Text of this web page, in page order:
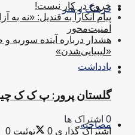
فرهنگ و هنر
یادداشت
مصاحبه
خروج در کار نیست!
پیام آنکارا به قندیل: «نه به
امنیت‌محور
هشدار درباره آینده سوریه
«لیبیایی‌شدن»
گلستان پرور: پ ک ک
0 اشتراک ها
اشتراک گذاری 0 توئیت 0